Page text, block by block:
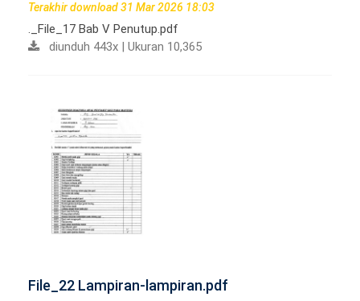
Terakhir download 31 Mar 2026 18:03
._File_17 Bab V Penutup.pdf
diunduh 443x | Ukuran 10,365
File_22 Lampiran-lampiran.pdf